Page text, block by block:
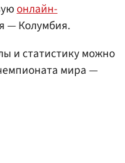
онлайн-
— Колумбия.
и статистику можно
мира —